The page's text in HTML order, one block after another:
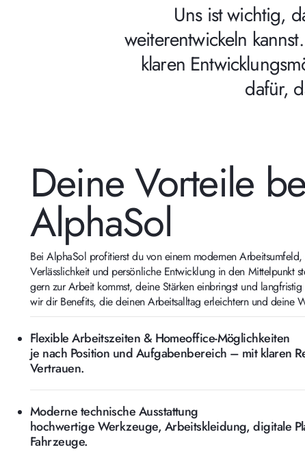
Uns ist wichtig,
weiterentwickeln
klaren
dafür,
Deine Vorteile
AlphaSol
Bei AlphaSol profitierst du von einem modernen
Verlässlichkeit und persönliche Entwicklung in den Mittelpunkt
gern zur Arbeit kommst, deine Stärken einbringst und
wir dir Benefits, die deinen Arbeitsalltag erleichtern und deine
Flexible Arbeitszeiten & Homeoffice-Möglichkeiten
je nach Position und Aufgabenbereich – mit klaren
Vertrauen.
Moderne technische Ausstattung
hochwertige Werkzeuge, Arbeitskleidung, digitale
Fahrzeuge.